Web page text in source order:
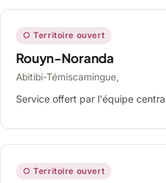
○ Territoire ouvert
Rouyn-Noranda
Abitibi-Témiscamingue,
Service offert par l'équipe
○ Territoire ouvert